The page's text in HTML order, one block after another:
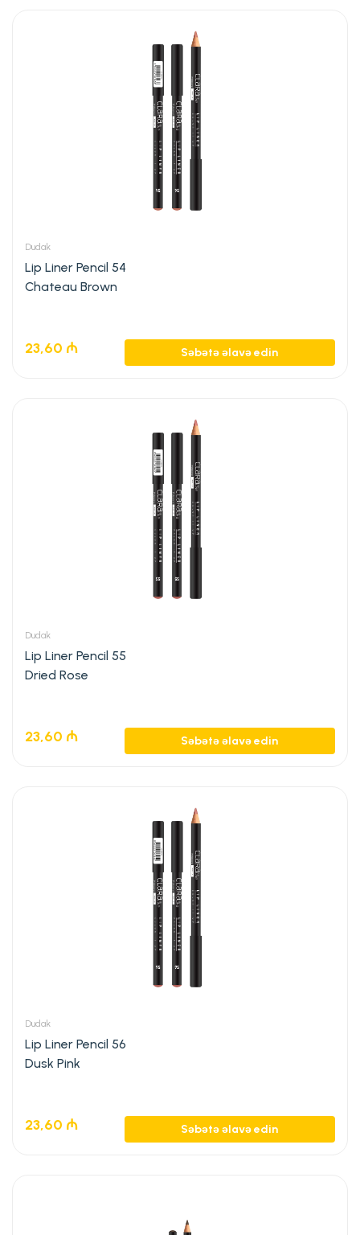
Dudak
Lip Liner Pencil 54
Chateau Brown
23,60 ₼ Səbətə əlavə edin
Dudak
Lip Liner Pencil 55
Dried Rose
23,60 ₼ Səbətə əlavə edin
Dudak
Lip Liner Pencil 56
Dusk Pink
23,60 ₼ Səbətə əlavə edin